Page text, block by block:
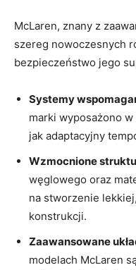
McLaren, znany z
szereg nowoczesnych
bezpieczeństwo jego
Systemy
marki wyposażono
jak adaptacyjny
Wzmocnione
węglowego oraz
na stworzenie
konstrukcji.
Zaawansowane
modelach McLaren